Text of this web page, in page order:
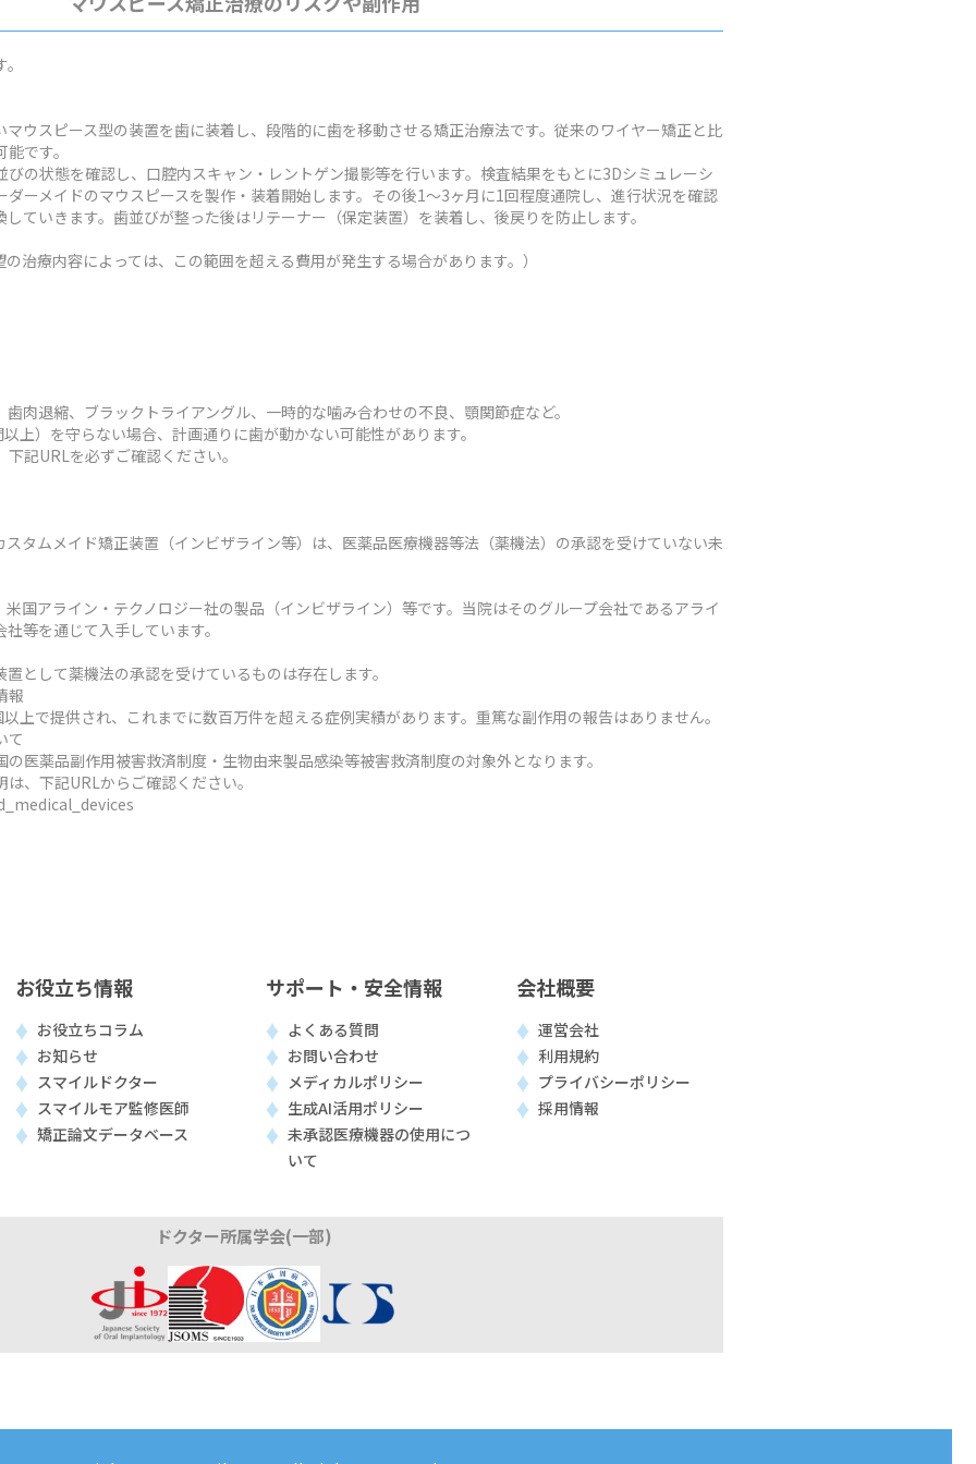
ウスピース型の装置を歯に装着し、段階的に歯を移動させる矯正治療法です。従来のワイヤー矯正と比
です。
の状態を確認し、口腔内スキャン・レントゲン撮影等を行います。検査結果をもとに3Dシミュレーシ
ーメイドのマウスピースを製作・装着開始します。その後1～3ヶ月に1回程度通院し、進行状況を確認
ていきます。歯並びが整った後はリテーナー（保定装置）を装着し、後戻りを防止します。
治療内容によっては、この範囲を超える費用が発生する場合があります。）
肉退縮、ブラックトライアングル、一時的な噛み合わせの不良、顎関節症など。
上）を守らない場合、計画通りに歯が動かない可能性があります。
記URLを必ずご確認ください。
タムメイド矯正装置（インビザライン等）は、医薬品医療機器等法（薬機法）の承認を受けていない未
国アライン・テクノロジー社の製品（インビザライン）等です。当院はそのグループ会社であるアライ
等を通じて入手しています。
として薬機法の承認を受けているものは存在します。
報
上で提供され、これまでに数百万件を超える症例実績があります。重篤な副作用の報告はありません。
て
医薬品副作用被害救済制度・生物由来製品感染等被害救済制度の対象外となります。
、下記URLからご確認ください。
お役立ち情報
お役立ちコラム
お知らせ
スマイルドクター
スマイルモア監修医師
矯正論文データベース
サポート・安全情報
よくある質問
お問い合わせ
メディカルポリシー
生成AI活用ポリシー
未承認医療機器の使用につ
いて
会社概要
運営会社
利用規約
プライバシーポリシー
採用情報
ドクター所属学会(一部)